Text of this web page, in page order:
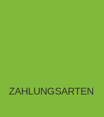
ZAHLUNGSARTEN